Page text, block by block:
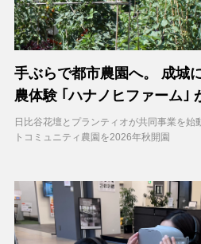
手ぶらで都市農園へ。 成城
農体験 ｢ハナノヒファーム｣
日比谷花壇とプランティオが共同事業を始
トコミュニティ農園を2026年秋開園